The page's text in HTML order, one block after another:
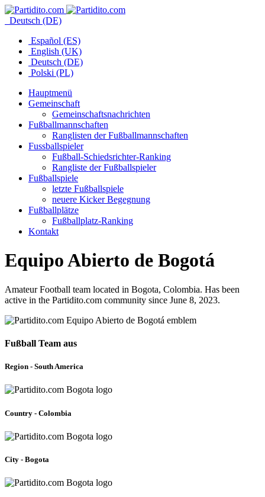
Deutsch (DE)
Español (ES)
English (UK)
Deutsch (DE)
Polski (PL)
Hauptmenü
Gemeinschaft
Gemeinschaftsnachrichten
Fußballmannschaften
Ranglisten der Fußballmannschaften
Fussballspieler
Fußball-Schiedsrichter-Ranking
Rangliste der Fußballspieler
Fußballspiele
letzte Fußballspiele
neuere Kicker Begegnung
Fußballplätze
Fußballplatz-Ranking
Kontakt
Equipo Abierto de Bogotá
Amateur Football team located in Bogota, Colombia. Has been
active in the Partidito.com community since June 8, 2023.
Fußball Team aus
Region - South America
Country - Colombia
City - Bogota